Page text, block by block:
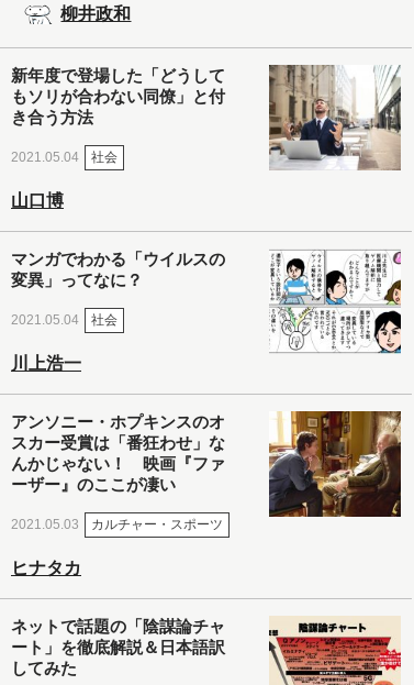
柳井政和
新年度で登場した「どうして
もソリが合わない同僚」と付
き合う方法
2021.05.04 社会
山口博
マンガでわかる「ウイルスの
変異」ってなに？
2021.05.04 社会
川上浩一
アンソニー・ホプキンスのオ
スカー受賞は「番狂わせ」な
んかじゃない！ 映画『ファ
ーザー』のここが凄い
2021.05.03 カルチャー・スポーツ
ヒナタカ
ネットで話題の「陰謀論チャ
ート」を徹底解説＆日本語訳
してみた